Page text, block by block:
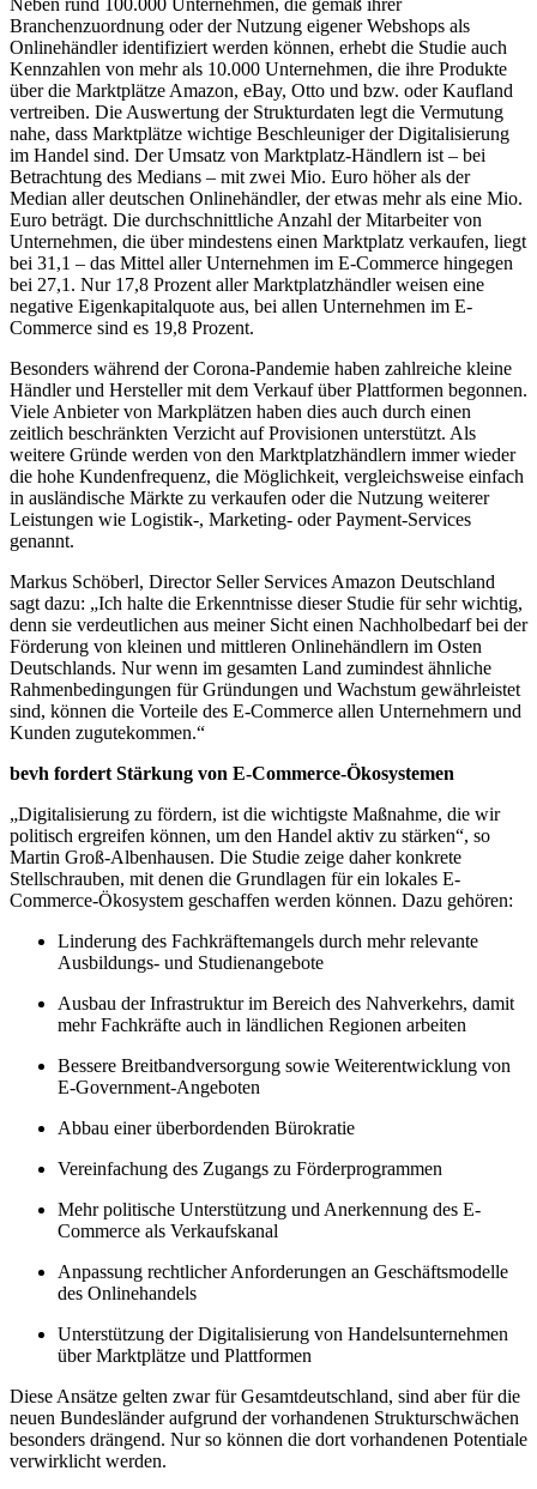
Branchenzuordnung oder der Nutzung eigener Webshops als
Onlinehändler identifiziert werden können, erhebt die Studie auch
Kennzahlen von mehr als 10.000 Unternehmen, die ihre Produkte
über die Marktplätze Amazon, eBay, Otto und bzw. oder Kaufland
vertreiben. Die Auswertung der Strukturdaten legt die Vermutung
nahe, dass Marktplätze wichtige Beschleuniger der Digitalisierung
im Handel sind. Der Umsatz von Marktplatz-Händlern ist – bei
Betrachtung des Medians – mit zwei Mio. Euro höher als der
Median aller deutschen Onlinehändler, der etwas mehr als eine Mio.
Euro beträgt. Die durchschnittliche Anzahl der Mitarbeiter von
Unternehmen, die über mindestens einen Marktplatz verkaufen, liegt
bei 31,1 – das Mittel aller Unternehmen im E-Commerce hingegen
bei 27,1. Nur 17,8 Prozent aller Marktplatzhändler weisen eine
negative Eigenkapitalquote aus, bei allen Unternehmen im E-
Commerce sind es 19,8 Prozent.
Besonders während der Corona-Pandemie haben zahlreiche kleine
Händler und Hersteller mit dem Verkauf über Plattformen begonnen.
Viele Anbieter von Markplätzen haben dies auch durch einen
zeitlich beschränkten Verzicht auf Provisionen unterstützt. Als
weitere Gründe werden von den Marktplatzhändlern immer wieder
die hohe Kundenfrequenz, die Möglichkeit, vergleichsweise einfach
in ausländische Märkte zu verkaufen oder die Nutzung weiterer
Leistungen wie Logistik-, Marketing- oder Payment-Services
genannt.
Markus Schöberl, Director Seller Services Amazon Deutschland
sagt dazu: „Ich halte die Erkenntnisse dieser Studie für sehr wichtig,
denn sie verdeutlichen aus meiner Sicht einen Nachholbedarf bei der
Förderung von kleinen und mittleren Onlinehändlern im Osten
Deutschlands. Nur wenn im gesamten Land zumindest ähnliche
Rahmenbedingungen für Gründungen und Wachstum gewährleistet
sind, können die Vorteile des E-Commerce allen Unternehmern und
Kunden zugutekommen.“
bevh fordert Stärkung von E-Commerce-Ökosystemen
„Digitalisierung zu fördern, ist die wichtigste Maßnahme, die wir
politisch ergreifen können, um den Handel aktiv zu stärken“, so
Martin Groß-Albenhausen. Die Studie zeige daher konkrete
Stellschrauben, mit denen die Grundlagen für ein lokales E-
Commerce-Ökosystem geschaffen werden können. Dazu gehören:
Linderung des Fachkräftemangels durch mehr relevante
Ausbildungs- und Studienangebote
Ausbau der Infrastruktur im Bereich des Nahverkehrs, damit
mehr Fachkräfte auch in ländlichen Regionen arbeiten
Bessere Breitbandversorgung sowie Weiterentwicklung von
E-Government-Angeboten
Abbau einer überbordenden Bürokratie
Vereinfachung des Zugangs zu Förderprogrammen
Mehr politische Unterstützung und Anerkennung des E-
Commerce als Verkaufskanal
Anpassung rechtlicher Anforderungen an Geschäftsmodelle
des Onlinehandels
Unterstützung der Digitalisierung von Handelsunternehmen
über Marktplätze und Plattformen
Diese Ansätze gelten zwar für Gesamtdeutschland, sind aber für die
neuen Bundesländer aufgrund der vorhandenen Strukturschwächen
besonders drängend. Nur so können die dort vorhandenen Potentiale
verwirklicht werden.